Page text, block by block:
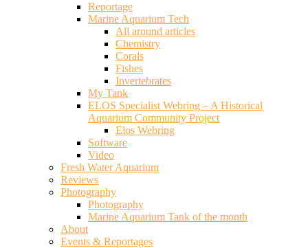
Reportage
Marine Aquarium Tech
All around articles
Chemistry
Corals
Fishes
Invertebrates
My Tank
ELOS Specialist Webring – A Historical
Aquarium Community Project
Elos Webring
Software
Video
Fresh Water Aquarium
Reviews
Photography
Photography
Marine Aquarium Tank of the month
About
Events & Reportages